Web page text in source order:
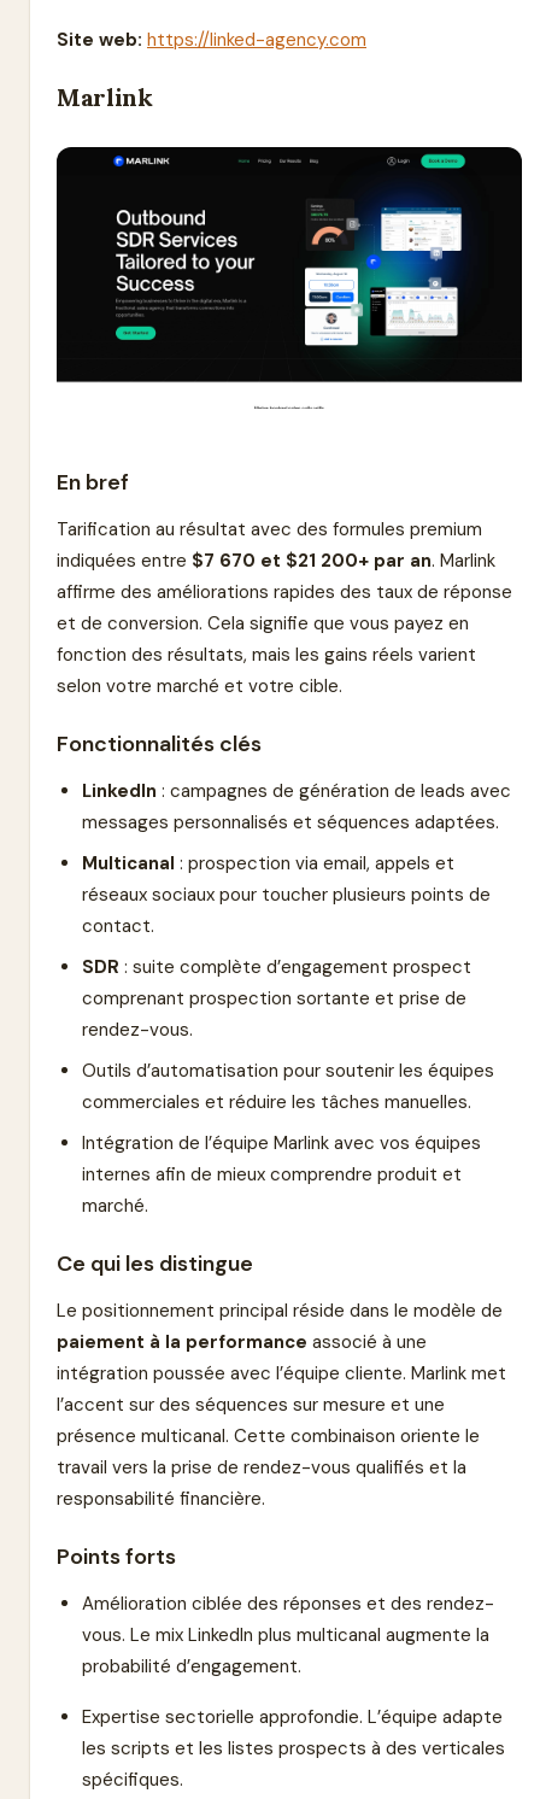
Site web: https://linked-agency.com
Marlink
En bref
Tarification au résultat avec des formules premium
indiquées entre $7 670 et $21 200+ par an. Marlink
affirme des améliorations rapides des taux de réponse
et de conversion. Cela signifie que vous payez en
fonction des résultats, mais les gains réels varient
selon votre marché et votre cible.
Fonctionnalités clés
LinkedIn : campagnes de génération de leads avec
messages personnalisés et séquences adaptées.
Multicanal : prospection via email, appels et
réseaux sociaux pour toucher plusieurs points de
contact.
SDR : suite complète d’engagement prospect
comprenant prospection sortante et prise de
rendez-vous.
Outils d’automatisation pour soutenir les équipes
commerciales et réduire les tâches manuelles.
Intégration de l’équipe Marlink avec vos équipes
internes afin de mieux comprendre produit et
marché.
Ce qui les distingue
Le positionnement principal réside dans le modèle de
paiement à la performance associé à une
intégration poussée avec l’équipe cliente. Marlink met
l’accent sur des séquences sur mesure et une
présence multicanal. Cette combinaison oriente le
travail vers la prise de rendez-vous qualifiés et la
responsabilité financière.
Points forts
Amélioration ciblée des réponses et des rendez-
vous. Le mix LinkedIn plus multicanal augmente la
probabilité d’engagement.
Expertise sectorielle approfondie. L’équipe adapte
les scripts et les listes prospects à des verticales
spécifiques.